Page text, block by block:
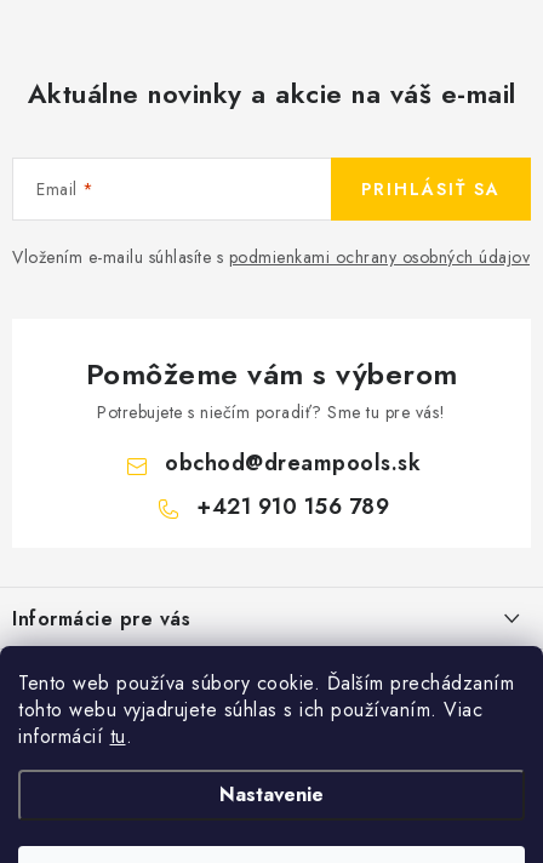
Tento web používa súbory cookie. Ďalším prechádzaním
tohto webu vyjadrujete súhlas s ich používaním. Viac
informácií tu.
Nastavenie
Aktuálne novinky a akcie na váš e-mail
Email
Vložením e-mailu súhlasíte s podmienkami ochrany osobných údajov
PRIHLÁSIŤ SA
Pomôžeme vám s výberom
Potrebujete s niečím poradiť? Sme tu pre vás!
obchod@dreampools.sk
+421 910 156 789
p
ä
Informácie pre vás
Reklamačný poriadok
FORMULÁRE - Odstúpenie od zmluvy / reklamácia
Ako nakupovať
Facebook
Prihlásenie
Vytvoril Shoptet